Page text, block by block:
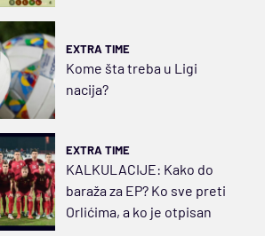
EXTRA TIME
Kome šta treba u Ligi
nacija?
EXTRA TIME
KALKULACIJE: Kako do
baraža za EP? Ko sve preti
Orlićima, a ko je otpisan